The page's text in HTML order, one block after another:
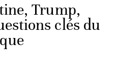
Trump,
clés du